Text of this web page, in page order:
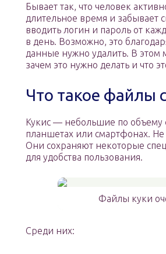
Бывает так, что человек
длительное время и забывает
вводить логин и пароль от
в день. Возможно, это
данные нужно удалить. В этом
зачем это нужно делать и что
Что такое файлы
Кукис — небольшие по объему
планшетах или смартфонах.
Они сохраняют некоторые
для удобства пользования.
Файлы куки
Среди них: